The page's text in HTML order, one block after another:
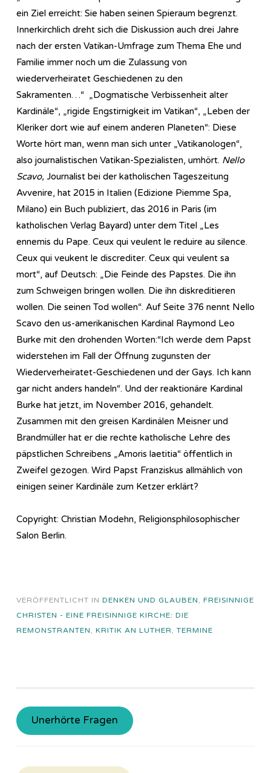
ein Ziel erreicht: Sie haben seinen Spieraum begrenzt.
Innerkirchlich dreht sich die Diskussion auch drei Jahre
nach der ersten Vatikan-Umfrage zum Thema Ehe und
Familie immer noch um die Zulassung von
wiederverheiratet Geschiedenen zu den
Sakramenten…“ „Dogmatische Verbissenheit alter
Kardinäle“, „rigide Engstirnigkeit im Vatikan“, „Leben der
Kleriker dort wie auf einem anderen Planeten“: Diese
Worte hört man, wenn man sich unter „Vatikanologen“,
also journalistischen Vatikan-Spezialisten, umhört. Nello
Scavo, Journalist bei der katholischen Tageszeitung
Avvenire, hat 2015 in Italien (Edizione Piemme Spa,
Milano) ein Buch publiziert, das 2016 in Paris (im
katholischen Verlag Bayard) unter dem Titel „Les
ennemis du Pape. Ceux qui veulent le reduire au silence.
Ceux qui veukent le discrediter. Ceux qui veulent sa
mort“, auf Deutsch: „Die Feinde des Papstes. Die ihn
zum Schweigen bringen wollen. Die ihn diskreditieren
wollen. Die seinen Tod wollen“. Auf Seite 376 nennt Nello
Scavo den us-amerikanischen Kardinal Raymond Leo
Burke mit den drohenden Worten:“Ich werde dem Papst
widerstehen im Fall der Öffnung zugunsten der
Wiederverheiratet-Geschiedenen und der Gays. Ich kann
gar nicht anders handeln“. Und der reaktionäre Kardinal
Burke hat jetzt, im November 2016, gehandelt.
Zusammen mit den greisen Kardinälen Meisner und
Brandmüller hat er die rechte katholische Lehre des
päpstlichen Schreibens „Amoris laetitia“ öffentlich in
Zweifel gezogen. Wird Papst Franziskus allmählich von
einigen seiner Kardinäle zum Ketzer erklärt?
Copyright: Christian Modehn, Religionsphilosophischer
Salon Berlin.
VERÖFFENTLICHT IN DENKEN UND GLAUBEN, FREISINNIGE
CHRISTEN - EINE FREISINNIGE KIRCHE: DIE
REMONSTRANTEN, KRITIK AN LUTHER, TERMINE
Unerhörte Fragen